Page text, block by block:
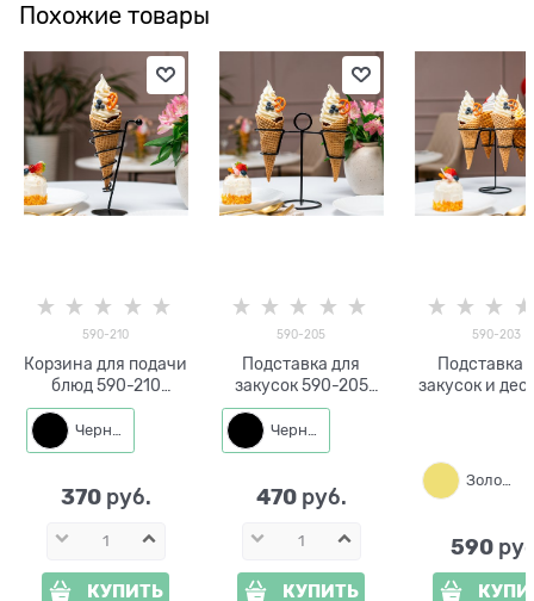
Похожие товары
590-210
Корзина для подачи
блюд 590-210
металл h=21 см
Черный
370 руб.
КУПИТЬ
590-205
Подставка для
закусок 590-205
металл h=23 см
Черный
470 руб.
КУПИТЬ
590-203
Подставка
закусок и
Золото
590